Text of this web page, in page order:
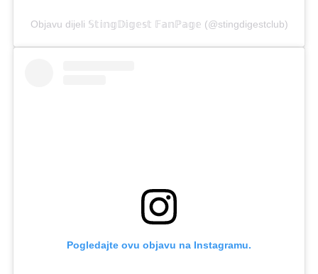
Objavu dijeli 𝕊𝕥𝕚𝕟𝕘𝔻𝕚𝕘𝕖𝕤𝕥 𝔽𝕒𝕟ℙ𝕒𝕘𝕖 (@stingdigestclub)
Pogledajte ovu objavu na Instagramu.